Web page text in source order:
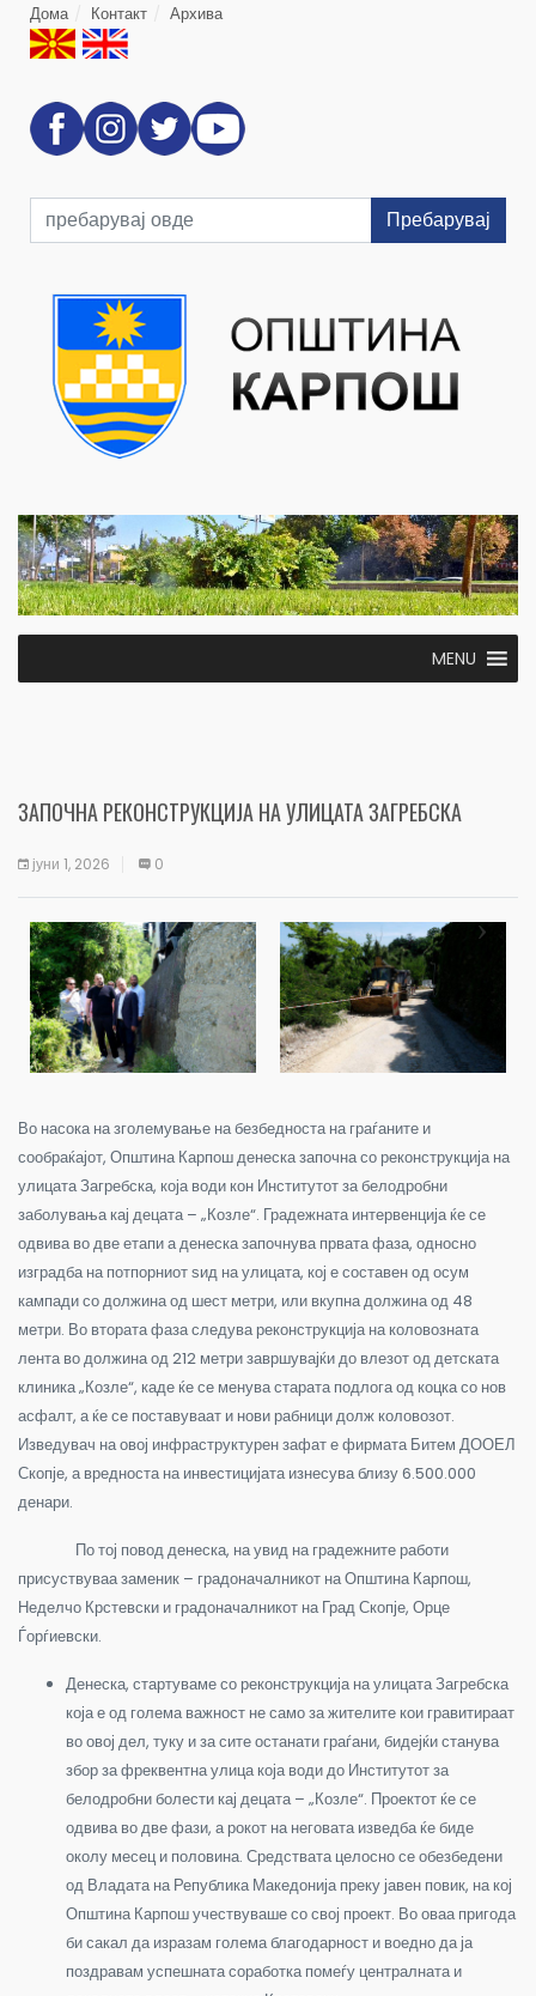
Дома Контакт Архива
Пребарувај
MENU
ЗАПОЧНА РЕКОНСТРУКЦИЈА НА УЛИЦАТА ЗАГРЕБСКА
јуни 1, 2026 0
Во насока на зголемување на безбедноста на граѓаните и
сообраќајот, Општина Карпош денеска започна со реконструкција на
улицата Загребска, која води кон Институтот за белодробни
заболувања кај децата – „Козле“. Градежната интервенција ќе се
одвива во две етапи а денеска започнува првата фаза, односно
изградба на потпорниот ѕид на улицата, кој е составен од осум
кампади со должина од шест метри, или вкупна должина од 48
метри. Во втората фаза следува реконструкција на коловозната
лента во должина од 212 метри завршувајќи до влезот од детската
клиника „Козле“, каде ќе се менува старата подлога од коцка со нов
асфалт, а ќе се поставуваат и нови рабници долж коловозот.
Изведувач на овој инфраструктурен зафат е фирмата Битем ДООЕЛ
Скопје, а вредноста на инвестицијата изнесува близу 6.500.000
денари.
По тој повод денеска, на увид на градежните работи
присуствуваа заменик – градоначалникот на Општина Карпош,
Неделчо Крстевски и градоначалникот на Град Скопје, Орце
Ѓорѓиевски.
Денеска, стартуваме со реконструкција на улицата Загребска
која е од голема важност не само за жителите кои гравитираат
во овој дел, туку и за сите останати граѓани, бидејќи станува
збор за фреквентна улица која води до Институтот за
белодробни болести кај децата – „Козле“. Проектот ќе се
одвива во две фази, а рокот на неговата изведба ќе биде
околу месец и половина. Средствата целосно се обезбедени
од Владата на Република Македонија преку јавен повик, на кој
Општина Карпош учествуваше со свој проект. Во оваа пригода
би сакал да изразам голема благодарност и воедно да ја
поздравам успешната соработка помеѓу централната и